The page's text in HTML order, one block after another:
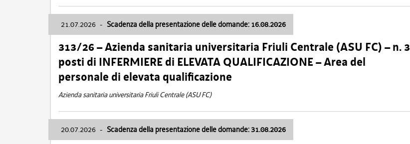
21.07.2026 - Scadenza della presentazione delle domande: 16.08.2026
313/26 – Azienda sanitaria universitaria Friuli Centrale (ASU FC) – n. 3
posti di INFERMIERE di ELEVATA QUALIFICAZIONE – Area del
personale di elevata qualificazione
Azienda sanitaria universitaria Friuli Centrale (ASU FC)
20.07.2026 - Scadenza della presentazione delle domande: 31.08.2026